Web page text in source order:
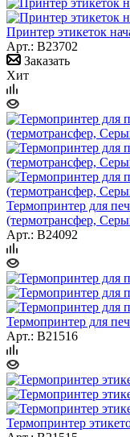
Принтер этикеток
Арт.: B23702
Заказать
Хит
Термопринтер для
(термотрансфер,
Арт.: B24092
Термопринтер для
Арт.: B21516
Термопринтер